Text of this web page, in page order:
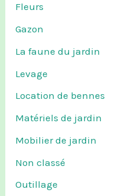
Fleurs
Gazon
La faune du jardin
Levage
Location de bennes
Matériels de jardin
Mobilier de jardin
Non classé
Outillage